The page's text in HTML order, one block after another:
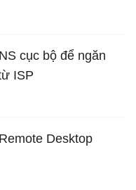
cục bộ để ngăn
ISP
Desktop